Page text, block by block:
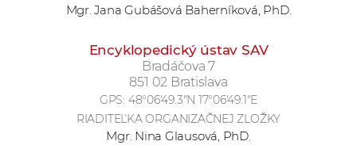
Mgr. Jana Gubášová Baherníková, PhD.
Encyklopedický ústav SAV
Bradáčova 7
851 02 Bratislava
GPS: 48°06'49.3"N 17°06'49.1"E
RIADITEĽKA ORGANIZAČNEJ ZLOŽKY
Mgr. Nina Glausová, PhD.